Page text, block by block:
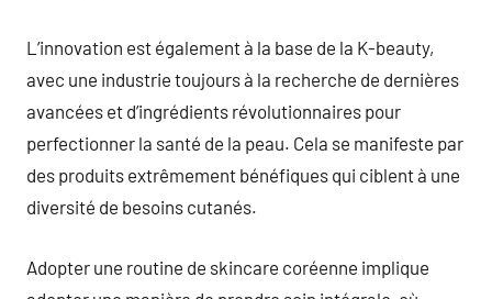
L’innovation est également à la base de la K-beauty,
avec une industrie toujours à la recherche de dernières
avancées et d’ingrédients révolutionnaires pour
perfectionner la santé de la peau. Cela se manifeste par
des produits extrêmement bénéfiques qui ciblent à une
diversité de besoins cutanés.
Adopter une routine de skincare coréenne implique